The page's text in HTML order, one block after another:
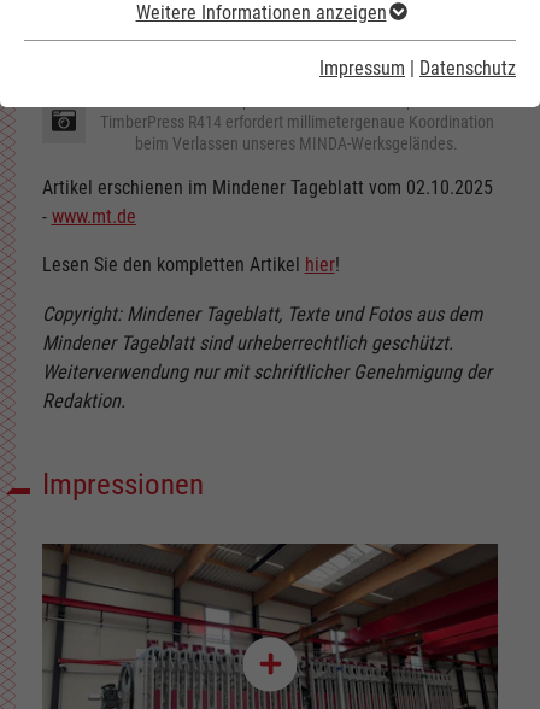
Weitere Informationen anzeigen
Impressum | Datenschutz
TimberPress R414 erfordert millimetergenaue Koordination
beim Verlassen unseres MINDA-Werksgeländes.
Artikel erschienen im Mindener Tageblatt vom 02.10.2025
- www.mt.de
Lesen Sie den kompletten Artikel hier!
Copyright: Mindener Tageblatt, Texte und Fotos aus dem
Mindener Tageblatt sind urheberrechtlich geschützt.
Weiterverwendung nur mit schriftlicher Genehmigung der
Redaktion.
Impressionen